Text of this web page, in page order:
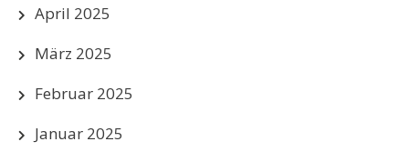
April 2025
März 2025
Februar 2025
Januar 2025